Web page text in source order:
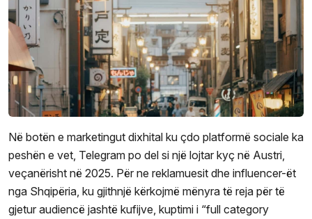
Në botën e marketingut dixhital ku çdo platformë sociale ka
peshën e vet, Telegram po del si një lojtar kyç në Austri,
veçanërisht në 2025. Për ne reklamuesit dhe influencer-ët
nga Shqipëria, ku gjithnjë kërkojmë mënyra të reja për të
gjetur audiencë jashtë kufijve, kuptimi i “full category